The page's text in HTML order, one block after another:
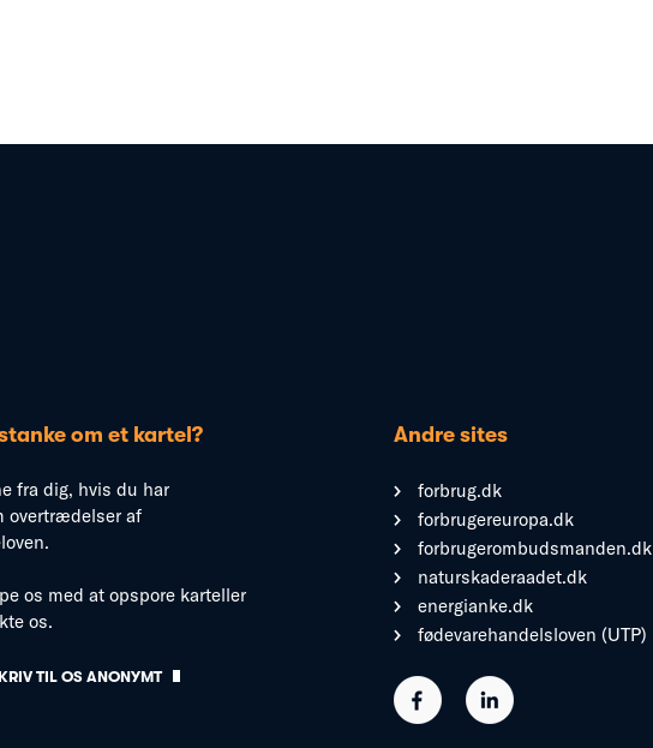
om et kartel?
fra dig, hvis du har
overtrædelser af
os med at opspore karteller
os.
TIL OS ANONYMT
Andre sites
forbrug.dk
forbrugereuropa.dk
forbrugerombudsmanden.dk
naturskaderaadet.dk
energianke.dk
fødevarehandelsloven (UTP)